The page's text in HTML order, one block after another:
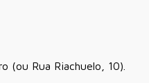
(ou Rua Riachuelo, 10).